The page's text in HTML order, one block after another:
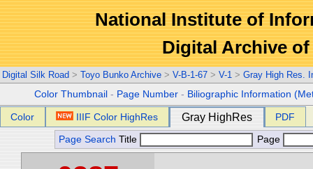
National Institute of
Digital Archive
Digital Silk Road > Toyo Bunko Archive > V-B-1-67 > V-1 > Gray High Res.
Color Thumbnail - Page Number - Biliographic Information
Color IIIF Color HighRes Gray HighRes PDF
Page Search Title Page